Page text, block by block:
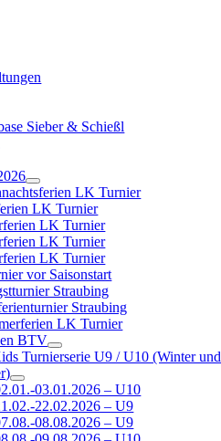
Sieber & Schießl
LK Turnier
LK Turnier
LK Turnier
LK Turnier
LK Turnier
vor Saisonstart
Straubing
Straubing
LK Turnier
BTV
Turnierserie U9 / U10 (Winter und
03.01.2026 – U10
22.02.2026 – U9
08.08.2026 – U9